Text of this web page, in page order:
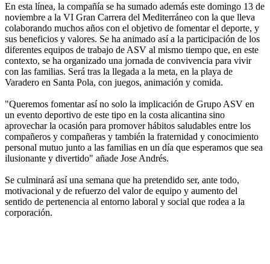
En esta línea, la compañía se ha sumado además este domingo 13 de
noviembre a la VI Gran Carrera del Mediterráneo con la que lleva
colaborando muchos años con el objetivo de fomentar el deporte, y
sus beneficios y valores. Se ha animado así a la participación de los
diferentes equipos de trabajo de ASV al mismo tiempo que, en este
contexto, se ha organizado una jornada de convivencia para vivir
con las familias. Será tras la llegada a la meta, en la playa de
Varadero en Santa Pola, con juegos, animación y comida.
"Queremos fomentar así no solo la implicación de Grupo ASV en
un evento deportivo de este tipo en la costa alicantina sino
aprovechar la ocasión para promover hábitos saludables entre los
compañeros y compañeras y también la fraternidad y conocimiento
personal mutuo junto a las familias en un día que esperamos que sea
ilusionante y divertido" añade Jose Andrés.
Se culminará así una semana que ha pretendido ser, ante todo,
motivacional y de refuerzo del valor de equipo y aumento del
sentido de pertenencia al entorno laboral y social que rodea a la
corporación.